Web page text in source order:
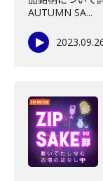
AUTUMN SA...